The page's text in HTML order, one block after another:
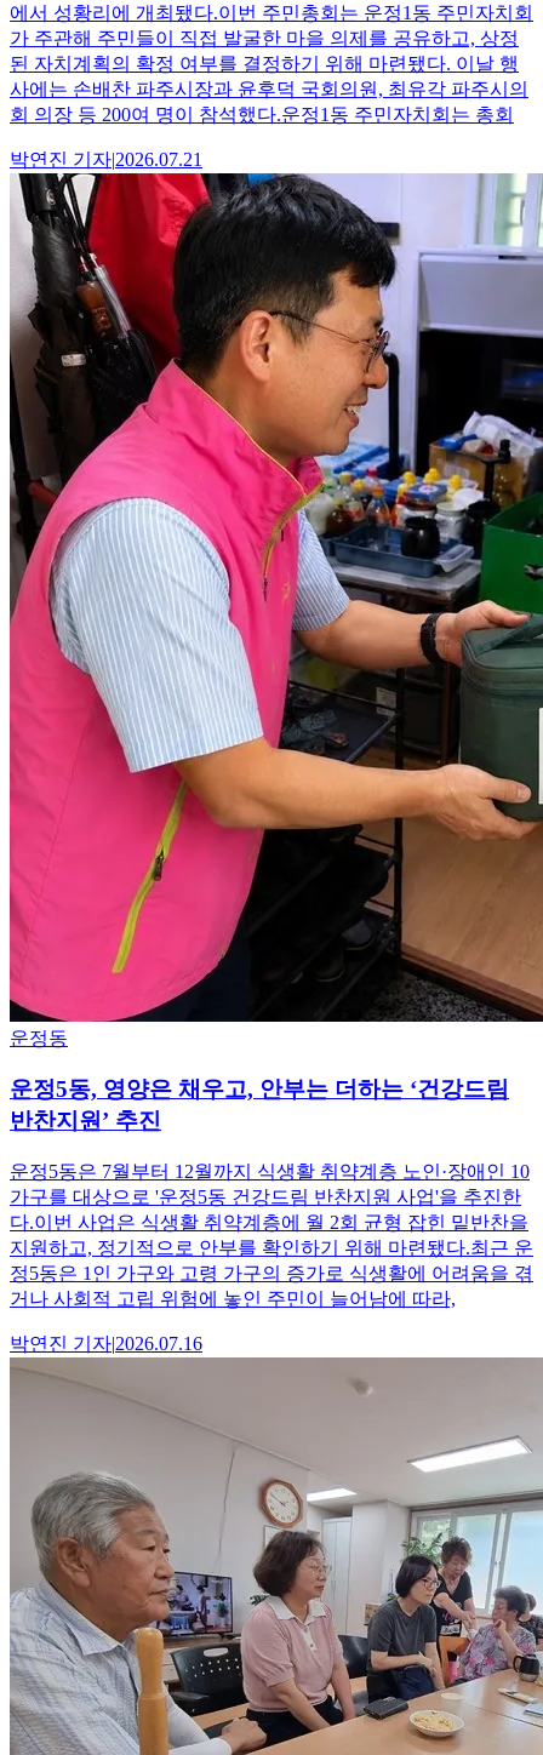
에서 성황리에 개최됐다.이번 주민총회는 운정1동 주민자치회
가 주관해 주민들이 직접 발굴한 마을 의제를 공유하고, 상정
된 자치계획의 확정 여부를 결정하기 위해 마련됐다. 이날 행
사에는 손배찬 파주시장과 윤후덕 국회의원, 최유각 파주시의
회 의장 등 200여 명이 참석했다.운정1동 주민자치회는 총회
박연진 기자|2026.07.21
운정동
운정5동, 영양은 채우고, 안부는 더하는 ‘건강드림
반찬지원’ 추진
운정5동은 7월부터 12월까지 식생활 취약계층 노인·장애인 10
가구를 대상으로 '운정5동 건강드림 반찬지원 사업'을 추진한
다.이번 사업은 식생활 취약계층에 월 2회 균형 잡힌 밑반찬을
지원하고, 정기적으로 안부를 확인하기 위해 마련됐다.최근 운
정5동은 1인 가구와 고령 가구의 증가로 식생활에 어려움을 겪
거나 사회적 고립 위험에 놓인 주민이 늘어남에 따라,
박연진 기자|2026.07.16